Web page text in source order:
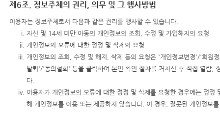
제6조. 정보주체의 권리, 의무 및 그 행사방법
이용자는 정보주체로서 다음과 같은 권리를 행사할 수 있습니다.
자신 및 14세 미만 아동의 개인정보의 조회, 수정 및 가입해지의 요청
개인정보의 오류에 대한 정정 및 삭제의 요청
개인정보의 조회, 수정 및 해지, 삭제 등의 요청은 '개인정보변경'/'회원
탈퇴'/'동의철회' 등을 클릭하여 본인 확인 절차를 거치신 후 직접 열람,
다.
이용자가 개인정보의 오류에 대한 정정 및 삭제를 요청한 경우에는 정정
해 개인정보를 이용 또는 제공하지 않습니다. 이 경우, 잘못된 개인정보